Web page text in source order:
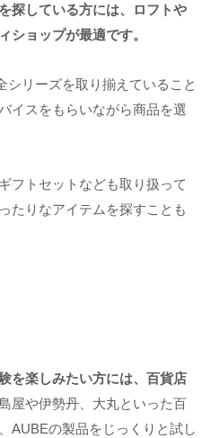
探している方には、ロフトや
ショップが最適です。
シリーズを取り揃えていること
イスをもらいながら商品を選
フトセットなども取り扱って
たりなアイテムを探すことも
を楽しみたい方には、百貨店
屋や伊勢丹、大丸といった百
AUBEの製品をじっくりと試し